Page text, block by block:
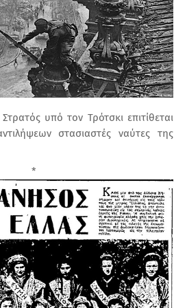
υπό τον Τρότσκι επιτίθεται
στασιαστές ναύτες της
*